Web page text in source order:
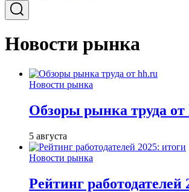
Новости рынка
Новости рынка
Обзоры рынка труда от
5 августа
Новости рынка
Рейтинг работодателей